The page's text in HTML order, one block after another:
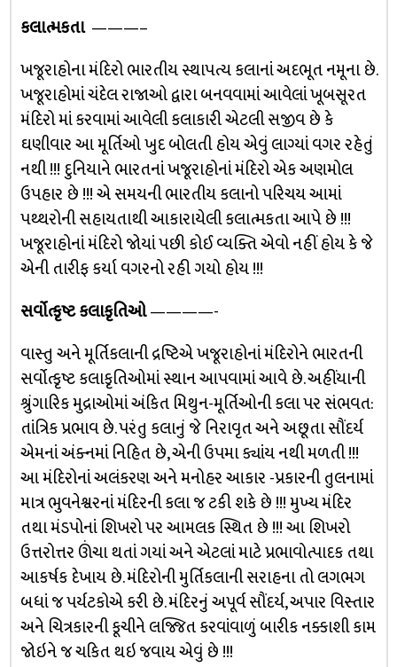
કલાત્મકતા———–
ખજૂરાહોના મંદિરો ભારતીય સ્થાપત્ય કલાનાં અદભૂત નમૂના છે.
ખજૂરાહોમાં ચંદેલ રાજાઓ દ્વારા બનવવામાં આવેલાં ખૂબસૂરત
મંદિરો માં કરવામાં આવેલી કલાકારી એટલી સજીવ છે કે
ઘણીવાર આ મૂર્તિઓ ખુદ બોલતી હોય એવું લાગ્યાં વગર રહેતું
નથી !!! દુનિયાને ભારતનાં ખજૂરાહોનાં મંદિરો એક અણમોલ
ઉપહાર છે !!! એ સમયની ભારતીય કલાનો પરિચય આમાં
પથ્થરોની સહાયતાથી આકારાયેલી કલાત્મકતા આપે છે !!!
ખજૂરાહોનાં મંદિરો જોયાં પછી કોઈ વ્યક્તિ એવો નહીં હોય કે જે
એની તારીફ કર્યા વગરનો રહી ગયો હોય !!!
સર્વોત્કૃષ્ટ કલાકૃતિઓ————-
વાસ્તુ અને મૂર્તિકલાની દ્રષ્ટિએ ખજૂરાહોનાં મંદિરોને ભારતની
સર્વોત્કૃષ્ટ કલાકૃતિઓમાં સ્થાન આપવામાં આવે છે. અહીંયાની
શ્રુંગારિક મુદ્રાઓમાં અંકિત મિથુન-મૂર્તિઓની કલા પર સંભવત:
તાંત્રિક પ્રભાવ છે. પરંતુ કલાનું જે નિરાવૃત અને અછૂતા સૌંદર્ય
એમનાં અંક્નમાં નિહિત છે, એની ઉપમા ક્યાંય નથી મળતી !!!
આ મંદિરોનાં અલંકરણ અને મનોહર આકાર -પ્રકારની તુલનામાં
માત્ર ભુવનેશ્વરનાં મંદિરની કલા જ ટકી શકે છે !!! મુખ્ય મંદિર
તથા મંડપોનાં શિખરો પર આમલક સ્થિત છે !!! આ શિખરો
ઉત્તરોત્તર ઊંચા થતાં ગયાં અને એટલાં માટે પ્રભાવોત્પાદક તથા
આકર્ષક દેખાય છે. મંદિરોની મુર્તિકલાની સરાહના તો લગભગ
બધાં જ પર્યટકોએ કરી છે. મંદિરનું અપૂર્વ સૌંદર્ય, અપાર વિસ્તાર
અને ચિત્રકારની કૂચીને લજ્જિત કરવાંવાળું બારીક નક્કાશી કામ
જોઇને જ ચકિત થઇ જવાય એવું છે !!!